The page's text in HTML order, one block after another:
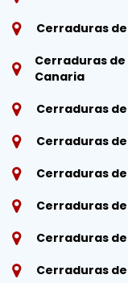
Cerraduras
Cerraduras de
Canaria
Cerraduras
Cerraduras
Cerraduras
Cerraduras
Cerraduras
Cerraduras